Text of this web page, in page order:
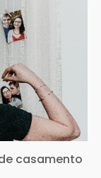
casamento